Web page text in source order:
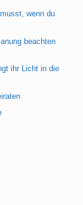
wenn du
beachten
ihr Licht in die